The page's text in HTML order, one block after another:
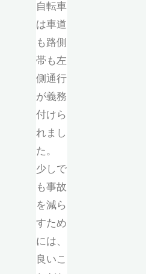
自転車
は車道
も路側
帯も左
側通行
が義務
付けら
れまし
た。
少しで
も事故
を減ら
すため
には、
良いこ